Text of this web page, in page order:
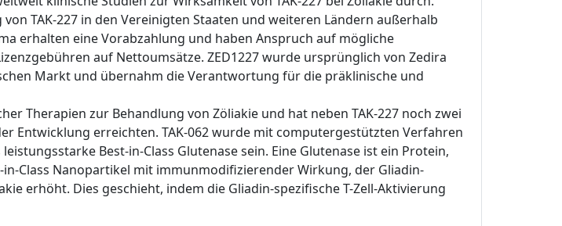
TAK-227 in den Vereinigten Staaten und weiteren Ländern außerhalb
erhalten eine Vorabzahlung und haben Anspruch auf mögliche
auf Nettoumsätze. ZED1227 wurde ursprünglich von Zedira
Markt und übernahm die Verantwortung für die präklinische und
Therapien zur Behandlung von Zöliakie und hat neben TAK-227 noch zwei
Entwicklung erreichten. TAK-062 wurde mit computergestützten Verfahren
Best-in-Class Glutenase sein. Eine Glutenase ist ein Protein,
Class Nanopartikel mit immunmodifizierender Wirkung, der Gliadin-
erhöht. Dies geschieht, indem die Gliadin-spezifische T-Zell-Aktivierung